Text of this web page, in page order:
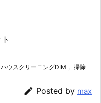
ハウスクリーニングDIM , 掃除
 Posted by max